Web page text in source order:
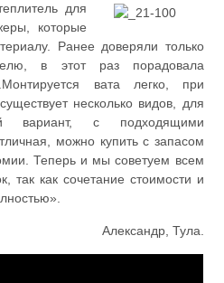
для
которые
Ранее доверяли только
в этот раз порадовала
вата легко, при
несколько видов, для
вариант, с подходящими
можно купить с запасом
Теперь и мы советуем всем
так как сочетание стоимости и
Александр, Тула.